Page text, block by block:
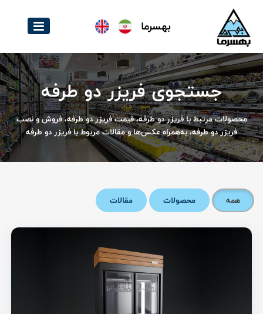
بهسرما
جستجوی فریزر دو طرفه
محصولات مرتبط با فریزر دو طرفه، قیمت فریزر دو طرفه، فروش و نصب
فریزر دو طرفه، به‌همراه عکس‌ها و مقالات مربوط با فریزر دو طرفه
همه محصولات مقالات